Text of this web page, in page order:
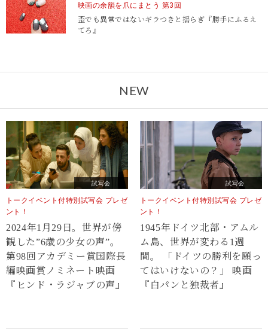
映画の余韻を爪にまとう 第3回
歪でも異常ではないギラつきと揺らぎ『勝手にふるえ
てろ』
NEW
試写会
トークイベント付特別試写会 プレゼ
ント！
2024年1月29日。世界が傍
観した”6歳の少女の声”。
第98回アカデミー賞国際長
編映画賞ノミネート映画
『ヒンド・ラジャブの声』
試写会
トークイベント付特別試写会 プレゼ
ント！
1945年ドイツ北部・アムル
ム島、世界が変わる1週
間。 「ドイツの勝利を願っ
てはいけないの？」 映画
『白パンと独裁者』